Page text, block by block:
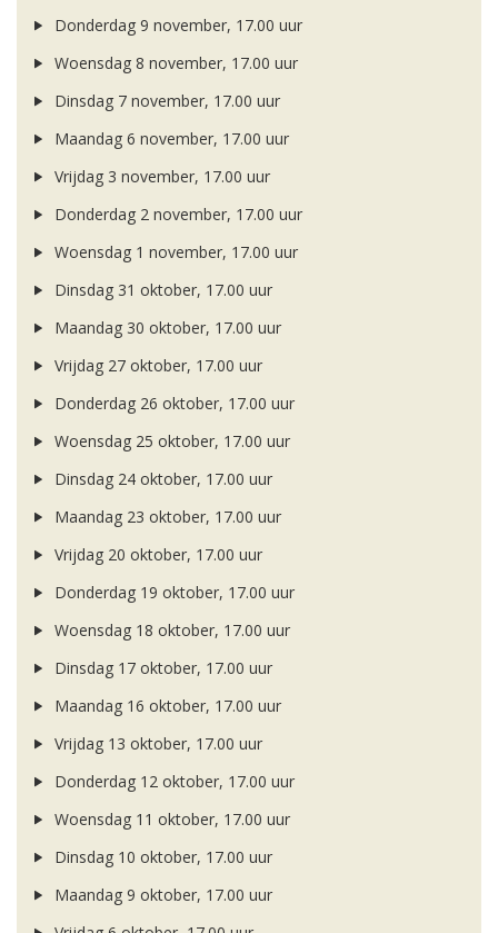
Donderdag 9 november, 17.00 uur
Woensdag 8 november, 17.00 uur
Dinsdag 7 november, 17.00 uur
Maandag 6 november, 17.00 uur
Vrijdag 3 november, 17.00 uur
Donderdag 2 november, 17.00 uur
Woensdag 1 november, 17.00 uur
Dinsdag 31 oktober, 17.00 uur
Maandag 30 oktober, 17.00 uur
Vrijdag 27 oktober, 17.00 uur
Donderdag 26 oktober, 17.00 uur
Woensdag 25 oktober, 17.00 uur
Dinsdag 24 oktober, 17.00 uur
Maandag 23 oktober, 17.00 uur
Vrijdag 20 oktober, 17.00 uur
Donderdag 19 oktober, 17.00 uur
Woensdag 18 oktober, 17.00 uur
Dinsdag 17 oktober, 17.00 uur
Maandag 16 oktober, 17.00 uur
Vrijdag 13 oktober, 17.00 uur
Donderdag 12 oktober, 17.00 uur
Woensdag 11 oktober, 17.00 uur
Dinsdag 10 oktober, 17.00 uur
Maandag 9 oktober, 17.00 uur